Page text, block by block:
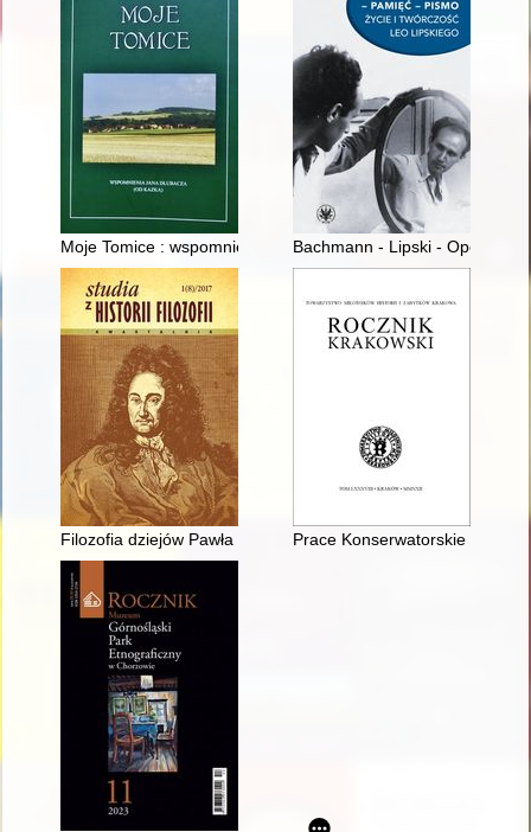
Moje Tomice : wspomnienia Jana Dłubacza (od Kazka)
Bachmann - Lipski - Opel.
Filozofia dziejów Pawła Jasienicy : próba zarysowania
Prace Konserwatorskie w